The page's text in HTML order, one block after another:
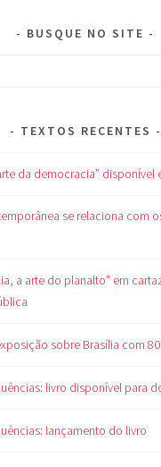
BUSQUE NO SITE
TEXTOS RECENTES
da democracia” disponível
se relaciona com
a arte do planalto” em
sobre Brasília com
livro disponível para
lançamento do livro